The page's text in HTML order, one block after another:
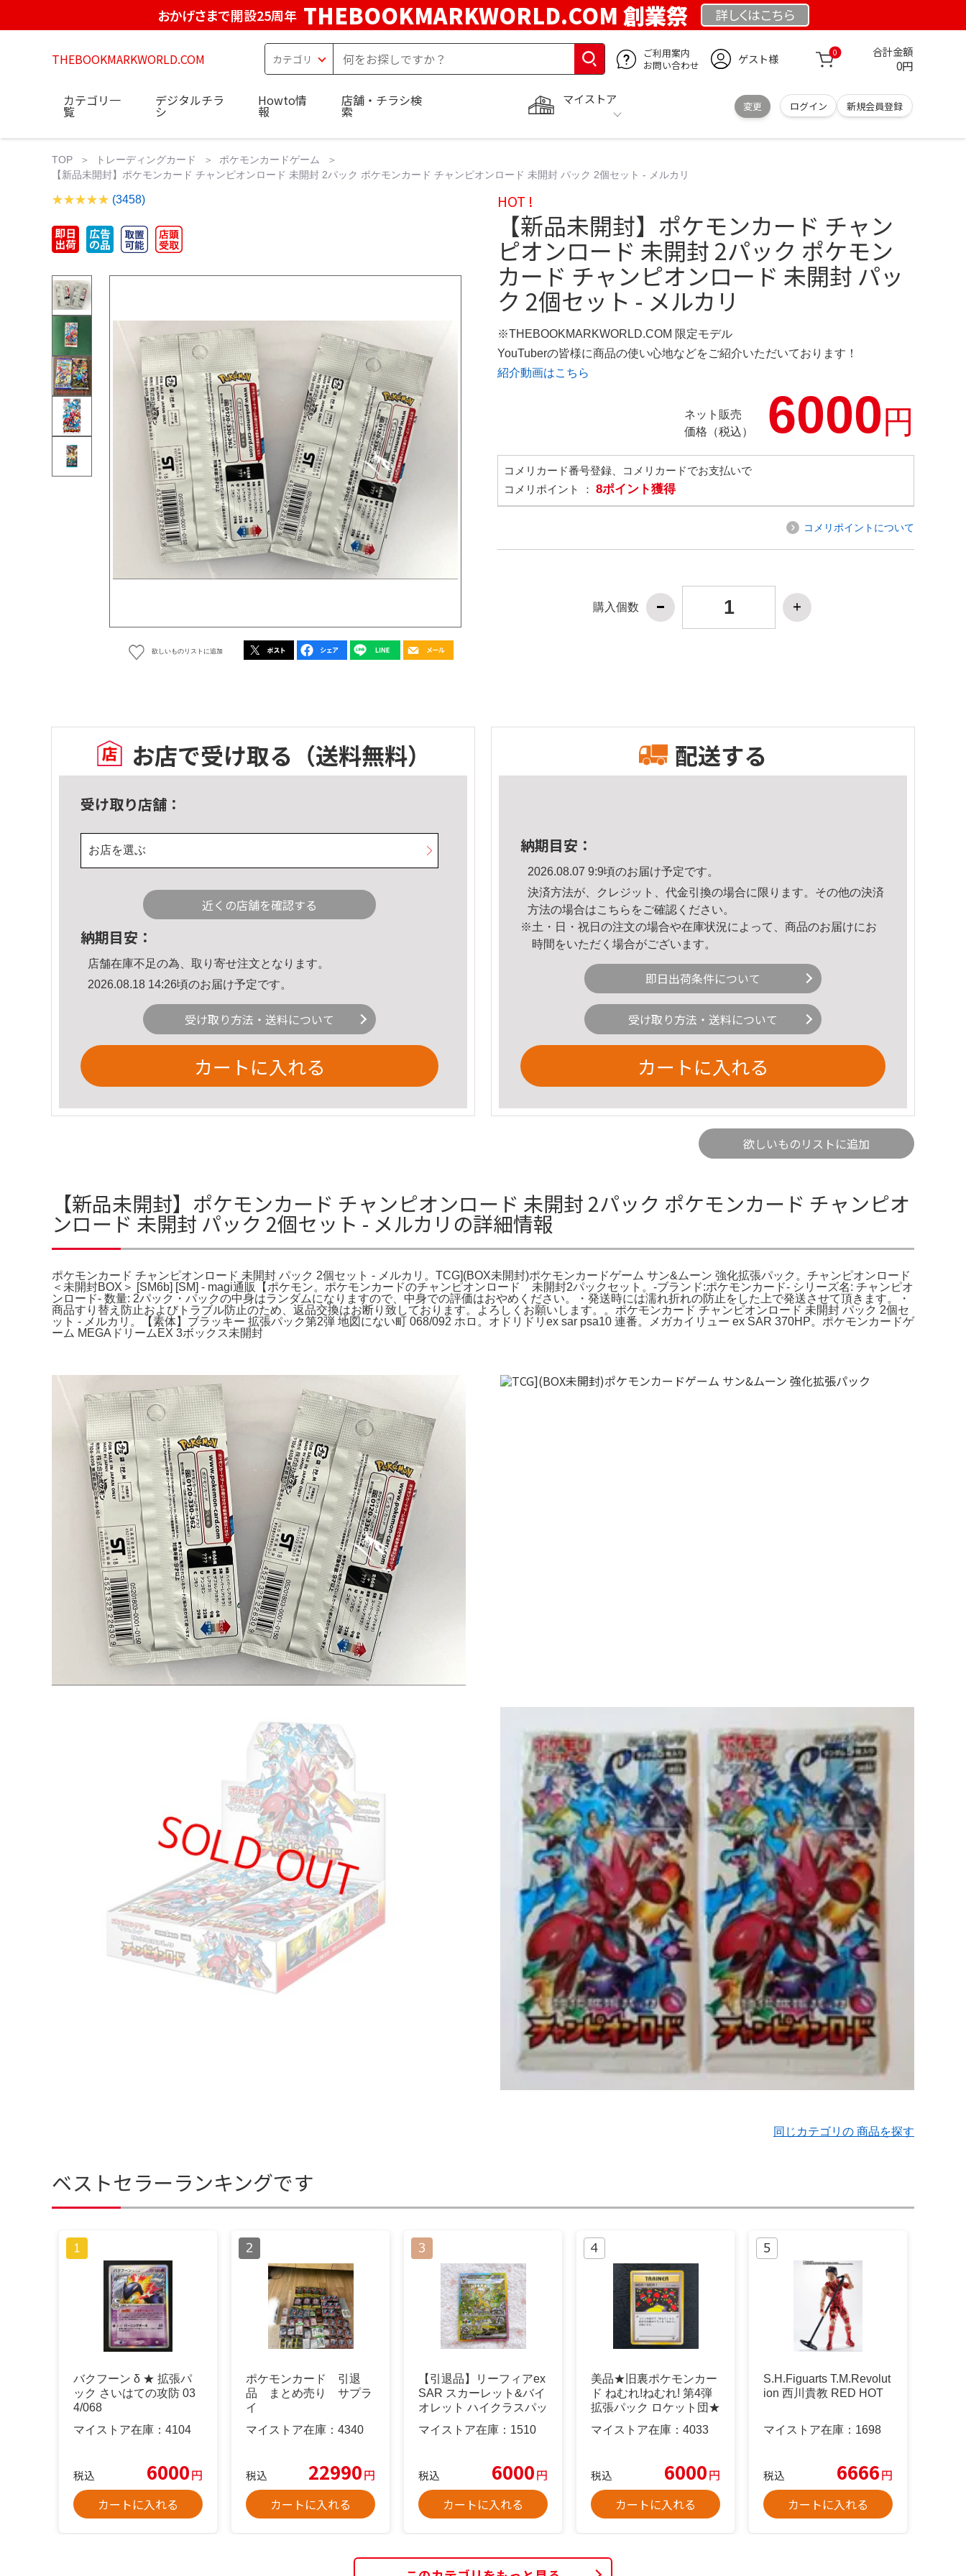
おかげさまで開設25周年 THEBOOKMARKWORLD.COM 創業祭 詳しくはこちら
THEBOOKMARKWORLD.COM
ご利用案内
お問い合わせ
ゲスト様 0 合計金額
0円
マイストア
変更 ログイン 新規会員登録
カテゴリ一
覧
デジタルチラ
シ
Howto情
報
店舗・チラシ検
索
TOP トレーディングカード
ポケモンカードゲーム
【新品未開封】ポケモンカード チャンピオンロード 未開封 2パック ポケモンカード チャンピオンロード 未開封 パック 2個セット - メルカリ
(3458)
欲しいものリストに追加
HOT !
【新品未開封】ポケモンカード チャン
ピオンロード 未開封 2パック ポケモン
カード チャンピオンロード 未開封 パッ
ク 2個セット - メルカリ
※THEBOOKMARKWORLD.COM 限定モデル
YouTuberの皆様に商品の使い心地などをご紹介いただいております！
紹介動画はこちら
ネット販売
価格（税込）
6000円
コメリカード番号登録、コメリカードでお支払いで
コメリポイント ： 8ポイント獲得
コメリポイントについて
購入個数
お店で受け取る （送料無料）
受け取り店舗：
お店を選ぶ
近くの店舗を確認する
納期目安：
店舗在庫不足の為、取り寄せ注文となります。
2026.08.18 14:26頃のお届け予定です。
受け取り方法・送料について
カートに入れる
配送する
納期目安：
2026.08.07 9:9頃のお届け予定です。
決済方法が、クレジット、代金引換の場合に限ります。その他の決済
方法の場合はこちら をご確認ください。
※土・日・祝日の注文の場合や在庫状況によって、商品のお届けにお
時間をいただく場合がございます。
即日出荷条件について
受け取り方法・送料について
カートに入れる
欲しいものリストに追加
【新品未開封】ポケモンカード チャンピオンロード 未開封 2パック ポケモンカード チャンピオ
ンロード 未開封 パック 2個セット - メルカリの詳細情報
ポケモンカード チャンピオンロード 未開封 パック 2個セット - メルカリ。TCG](BOX未開封)ポケモンカードゲーム サン&ムーン 強化拡張パック。チャンピオンロード
＜未開封BOX＞ [SM6b] [SM] - magi通販【ポケモン。ポケモンカードのチャンピオンロード 未開封2パックセット。-ブランド:ポケモンカード- シリーズ名: チャンピオ
ンロード- 数量: 2パック・パックの中身はランダムになりますので、中身での評価はおやめください。・発送時には濡れ折れの防止をした上で発送させて頂きます。・
商品すり替え防止およびトラブル防止のため、返品交換はお断り致しております。よろしくお願いします。。ポケモンカード チャンピオンロード 未開封 パック 2個セ
ット - メルカリ。【素体】ブラッキー 拡張パック第2弾 地図にない町 068/092 ホロ。オドリドリex sar psa10 連番。メガカイリュー ex SAR 370HP。ポケモンカードゲ
ーム MEGAドリームEX 3ボックス未開封
同じカテゴリの 商品を探す
ベストセラーランキングです
バクフーン δ ★ 拡張パ
ック さいはての攻防 03
4/068
マイストア在庫： 4104
税込 6000円
カートに入れる
ポケモンカード 引退
品 まとめ売り サプラ
イ
マイストア在庫： 4340
税込 22990円
カートに入れる
【引退品】リーフィアex
SAR スカーレット&バイ
オレット ハイクラスパッ
マイストア在庫： 1510
税込 6000円
カートに入れる
美品★旧裏ポケモンカー
ド ねむれ!ねむれ! 第4弾
拡張パック ロケット団★
マイストア在庫： 4033
税込 6000円
カートに入れる
S.H.Figuarts T.M.Revolut
ion 西川貴教 RED HOT
マイストア在庫： 1698
税込 6666円
カートに入れる